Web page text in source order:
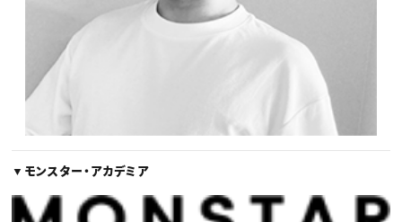
▼モンスター・アカデミア